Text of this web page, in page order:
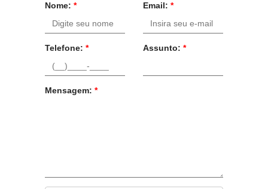
Nome: * Email: *
Telefone: * Assunto: *
Mensagem: *